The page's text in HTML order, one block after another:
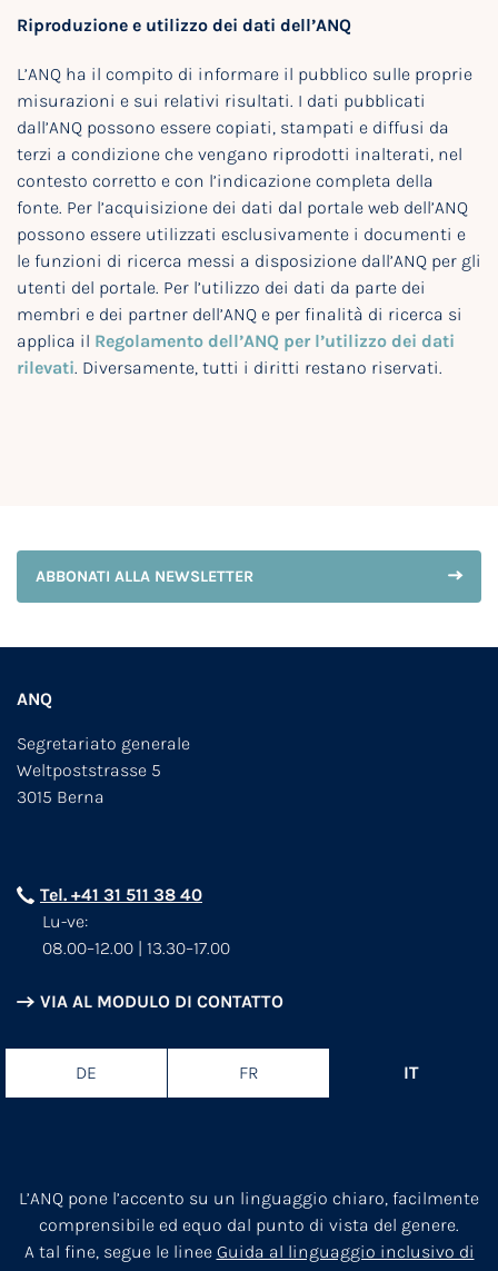
Riproduzione e utilizzo dei dati dell’ANQ
L’ANQ ha il compito di informare il pubblico sulle proprie
misurazioni e sui relativi risultati. I dati pubblicati
dall’ANQ possono essere copiati, stampati e diffusi da
terzi a condizione che vengano riprodotti inalterati, nel
contesto corretto e con l’indicazione completa della
fonte. Per l’acquisizione dei dati dal portale web dell’ANQ
possono essere utilizzati esclusivamente i documenti e
le funzioni di ricerca messi a disposizione dall’ANQ per gli
utenti del portale. Per l’utilizzo dei dati da parte dei
membri e dei partner dell’ANQ e per finalità di ricerca si
applica il Regolamento dell’ANQ per l’utilizzo dei dati
rilevati. Diversamente, tutti i diritti restano riservati.
ABBONATI ALLA NEWSLETTER
ANQ
Segretariato generale
Weltpoststrasse 5
3015 Berna
Tel. +41 31 511 38 40
Lu-ve:
08.00–12.00 | 13.30–17.00
VIA AL MODULO DI CONTATTO
DE FR IT
L’ANQ pone l’accento su un linguaggio chiaro, facilmente
comprensibile ed equo dal punto di vista del genere.
A tal fine, segue le linee Guida al linguaggio inclusivo di